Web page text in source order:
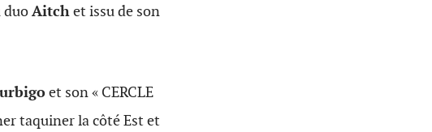
duoAitchet issu de son
et son « CERCLE
taquiner la côté Est et